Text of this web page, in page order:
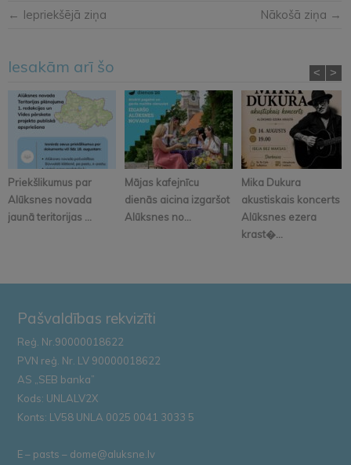
← Iepriekšējā ziņa Nākošā ziņa →
Iesakām arī šo
Priekšlikumus par
Alūksnes novada
jaunā teritorijas ...
Mājas kafejnīcu
dienās aicina izgaršot
Alūksnes no...
Mika Dukura
akustiskais koncerts
Alūksnes ezera
krast�...
< >
Pašvaldības rekvizīti
Reģ. Nr.90000018622
PVN reģ. Nr. LV 90000018622
AS „SEB banka”
Kods: UNLALV2X
Konts: LV58 UNLA 0025 0041 3033 5
E – pasts – dome@aluksne.lv